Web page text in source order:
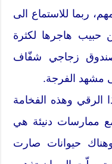
ربما للاستماع الى
حبيب هاجرها لكثرة
صندوق زجاجي شفّاف
مشهد الفرجة.
الرقي وهذه الفخامة
ممارسات دنيئة هي
حيوانات صارت